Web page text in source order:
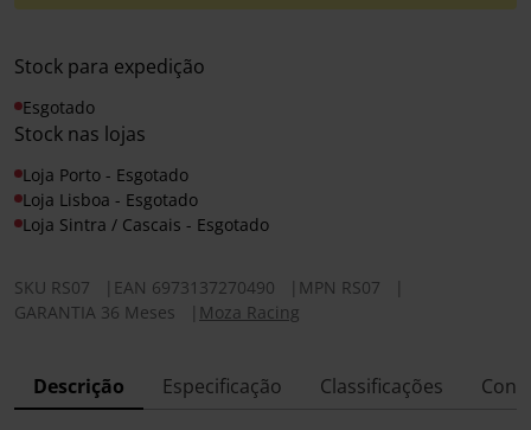
Stock para expedição
Esgotado
Stock nas lojas
Loja Porto - Esgotado
Loja Lisboa - Esgotado
Loja Sintra / Cascais - Esgotado
SKU RS07 EAN 6973137270490 MPN RS07
GARANTIA 36 Meses
Moza Racing
Descrição Especificação Classificações